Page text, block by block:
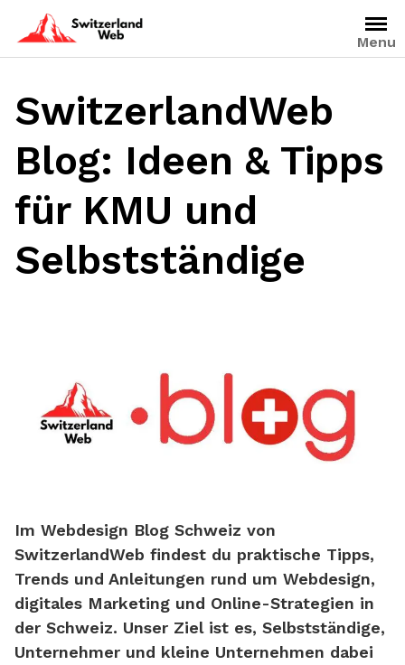
content
Menu
SwitzerlandWeb
Blog: Ideen & Tipps
für KMU und
Selbstständige
Im Webdesign Blog Schweiz von
SwitzerlandWeb findest du praktische Tipps,
Trends und Anleitungen rund um Webdesign,
digitales Marketing und Online-Strategien in
der Schweiz. Unser Ziel ist es, Selbstständige,
Unternehmer und kleine Unternehmen dabei